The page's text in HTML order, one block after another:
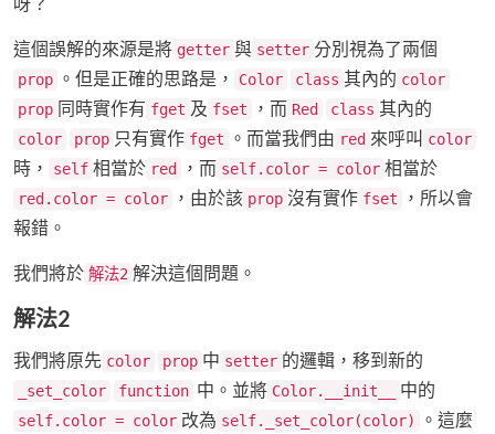
這個誤解的來源是將 getter 與 setter 分別視為了兩個
prop 。但是正確的思路是， Color class 其內的 color
prop 同時實作有 fget 及 fset ，而 Red class 其內的
color prop 只有實作 fget 。而當我們由 red 來呼叫 color
時， self 相當於 red ，而 self.color = color 相當於
red.color = color ，由於該 prop 沒有實作 fset
，所以會
報錯。
我們將於 解法2 解決這個問題。
解法2
我們將原先 color prop 中 setter 的邏輯，移到新的
_set_color function 中。並將 Color.__init__ 中的
self.color = color 改為 self._set_color(color)
。這麼